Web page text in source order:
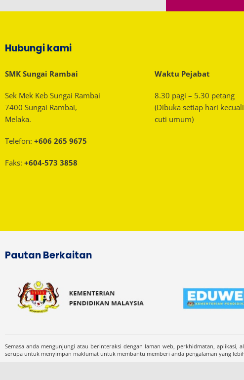
Hubungi kami
SMK Sungai Rambai
Sek Mek Keb Sungai Rambai
7400 Sungai Rambai,
Melaka.
Telefon: +606 265 9675
Faks: +604-573 3858
Waktu Pejabat
8.30 pagi – 5.30 petang
(Dibuka setiap hari
cuti umum)
Pautan Berkaitan
Semasa anda mengunjungi atau berinteraksi dengan laman web, perkhidmatan,
serupa untuk menyimpan maklumat untuk membantu memberi anda pengalaman yang